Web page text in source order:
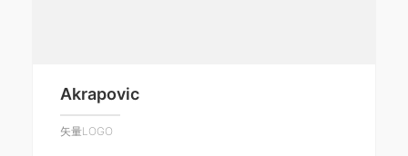
Akrapovic
矢量LOGO